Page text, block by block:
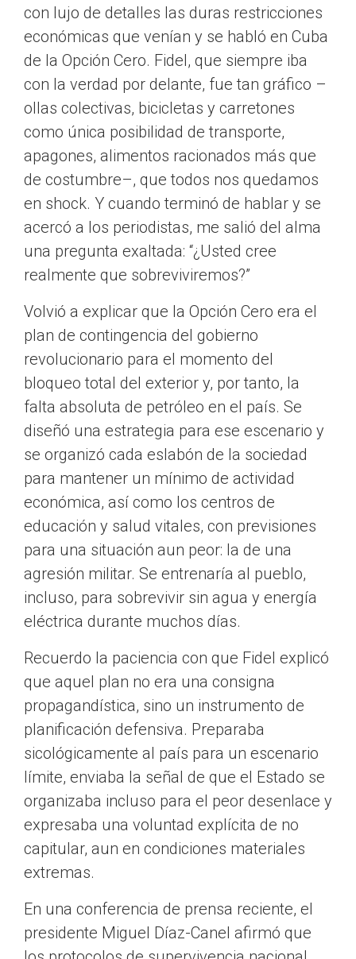
con lujo de detalles las duras restricciones
económicas que venían y se habló en Cuba
de la Opción Cero. Fidel, que siempre iba
con la verdad por delante, fue tan gráfico –
ollas colectivas, bicicletas y carretones
como única posibilidad de transporte,
apagones, alimentos racionados más que
de costumbre–, que todos nos quedamos
en shock. Y cuando terminó de hablar y se
acercó a los periodistas, me salió del alma
una pregunta exaltada: “¿Usted cree
realmente que sobreviviremos?”
Volvió a explicar que la Opción Cero era el
plan de contingencia del gobierno
revolucionario para el momento del
bloqueo total del exterior y, por tanto, la
falta absoluta de petróleo en el país. Se
diseñó una estrategia para ese escenario y
se organizó cada eslabón de la sociedad
para mantener un mínimo de actividad
económica, así como los centros de
educación y salud vitales, con previsiones
para una situación aun peor: la de una
agresión militar. Se entrenaría al pueblo,
incluso, para sobrevivir sin agua y energía
eléctrica durante muchos días.
Recuerdo la paciencia con que Fidel explicó
que aquel plan no era una consigna
propagandística, sino un instrumento de
planificación defensiva. Preparaba
sicológicamente al país para un escenario
límite, enviaba la señal de que el Estado se
organizaba incluso para el peor desenlace y
expresaba una voluntad explícita de no
capitular, aun en condiciones materiales
extremas.
En una conferencia de prensa reciente, el
presidente Miguel Díaz-Canel afirmó que